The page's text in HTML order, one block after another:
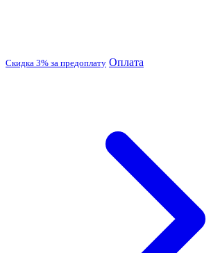
Скидка 3% за предоплату Оплата